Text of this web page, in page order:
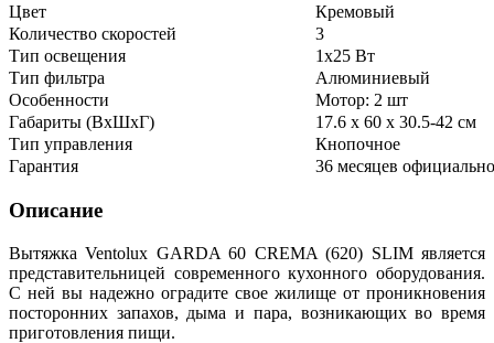
Цвет
Кремовый
Количество скоростей
3
Тип освещения
1х25 Вт
Тип фильтра
Алюминиевый
Особенности
Мотор: 2 шт
Габариты (ВхШхГ)
17.6 х 60 х 30.5-42 см
Тип управления
Кнопочное
Гарантия
36 месяцев
Описание
Вытяжка Ventolux GARDA 60 CREMA (620) SLIM является
представительницей современного кухонного оборудования.
С ней вы надежно оградите свое жилище от проникновения
посторонних запахов, дыма и пара, возникающих во время
приготовления пищи.